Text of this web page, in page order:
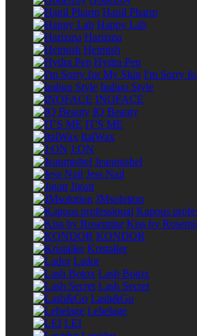
Hanil Pharm
Happy Lab
Harizma
Heimish
Hydra Pen
I'm Sorry
Indigo Style
INOFACE
IQ Beauty
IT'S ME
ItalWax
J:ON
Jeanmishel
Jess Nail
Jigott
JMsolution
Kapous
Kiss by
KONDOR
Kristaller
Lador
Lash Botox
Lash Secret
Lash&Go
Lebelage
LEI